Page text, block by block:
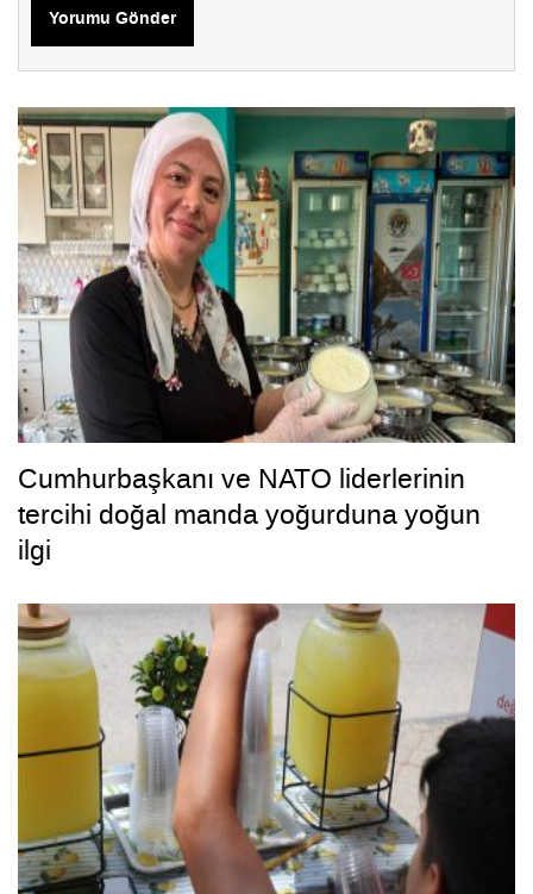
Yorumu Gönder
Cumhurbaşkanı ve NATO liderlerinin
tercihi doğal manda yoğurduna yoğun
ilgi